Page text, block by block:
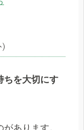
ちを大切にす